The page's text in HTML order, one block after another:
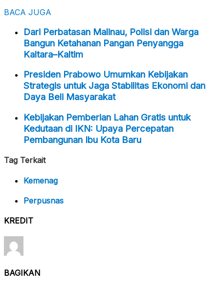
BACA JUGA
Dari Perbatasan Malinau, Polisi dan Warga
Bangun Ketahanan Pangan Penyangga
Kaltara–Kaltim
Presiden Prabowo Umumkan Kebijakan
Strategis untuk Jaga Stabilitas Ekonomi dan
Daya Beli Masyarakat
Kebijakan Pemberian Lahan Gratis untuk
Kedutaan di IKN: Upaya Percepatan
Pembangunan Ibu Kota Baru
Tag Terkait
Kemenag
Perpusnas
KREDIT
BAGIKAN